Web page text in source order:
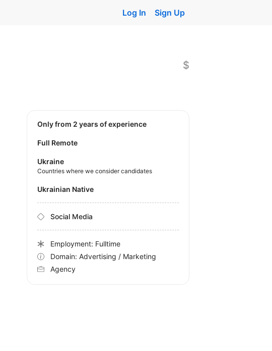
Log In Sign Up
$
Only from 2 years of experience
Full Remote
Ukraine
Countries where we consider candidates
Ukrainian Native
Social Media
Employment: Fulltime
Domain: Advertising / Marketing
Agency